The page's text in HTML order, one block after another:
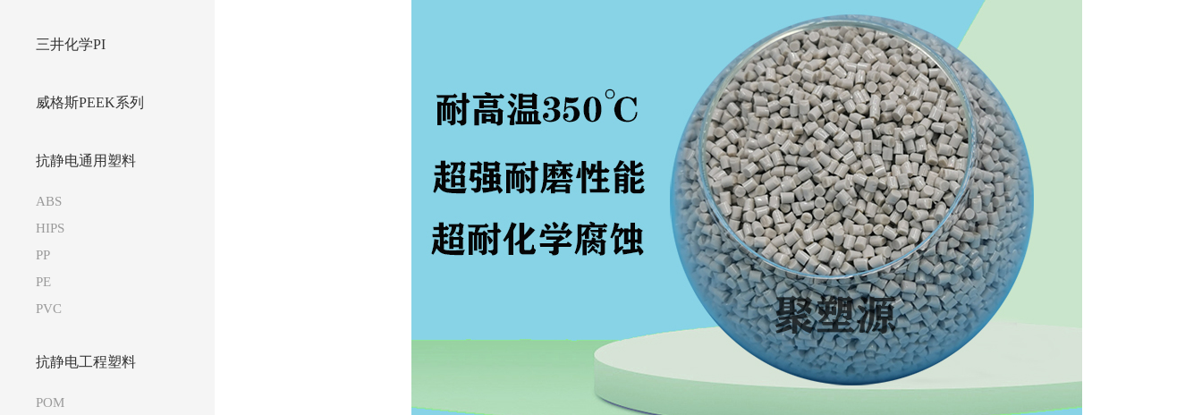
三井化学PI
威格斯PEEK系列
抗静电通用塑料
ABS
HIPS
PP
PE
PVC
抗静电工程塑料
POM